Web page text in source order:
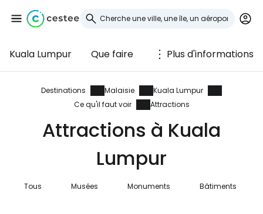
Kuala Lumpur Que faire Plus d'informations
Destinations Malaisie
Kuala Lumpur
Ce qu'il faut voir
Attractions
Attractions à Kuala
Lumpur
Tous Musées Monuments Bâtiments
Se connecter à
Cestee
... la communauté mondiale des voyageurs
Continuer avec Google